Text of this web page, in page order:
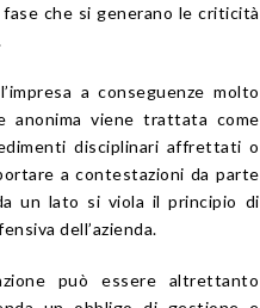
che si generano le criticità
a conseguenze molto
anonima viene trattata come
disciplinari affrettati o
a contestazioni da parte
un lato si viola il principio di
dell’azienda.
può essere altrettanto